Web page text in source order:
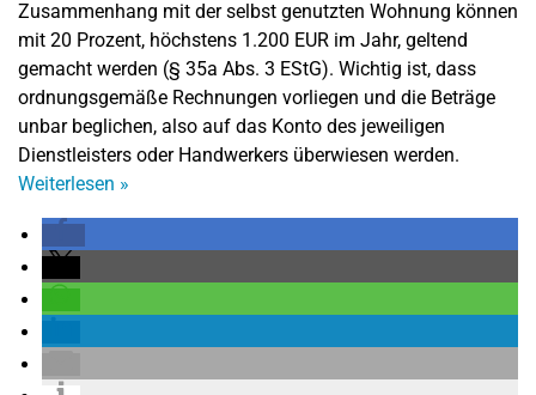
Zusammenhang mit der selbst genutzten Wohnung können
mit 20 Prozent, höchstens 1.200 EUR im Jahr, geltend
gemacht werden (§ 35a Abs. 3 EStG). Wichtig ist, dass
ordnungsgemäße Rechnungen vorliegen und die Beträge
unbar beglichen, also auf das Konto des jeweiligen
Dienstleisters oder Handwerkers überwiesen werden.
Weiterlesen »